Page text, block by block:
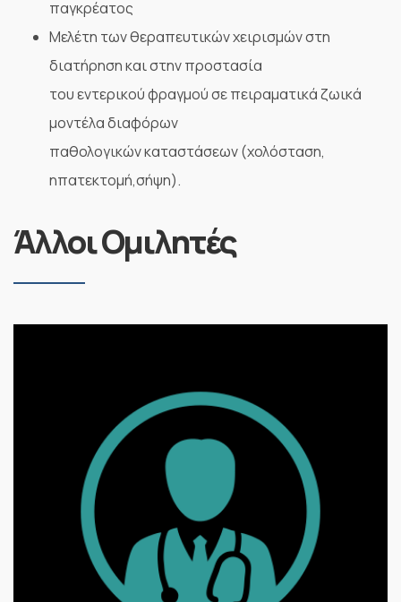
παγκρέατος
Μελέτη των θεραπευτικών χειρισμών στη
διατήρηση και στην προστασία
του εντερικού φραγμού σε πειραματικά ζωικά
μοντέλα διαφόρων
παθολογικών καταστάσεων (χολόσταση,
ηπατεκτομή,σήψη).
Άλλοι Ομιλητές